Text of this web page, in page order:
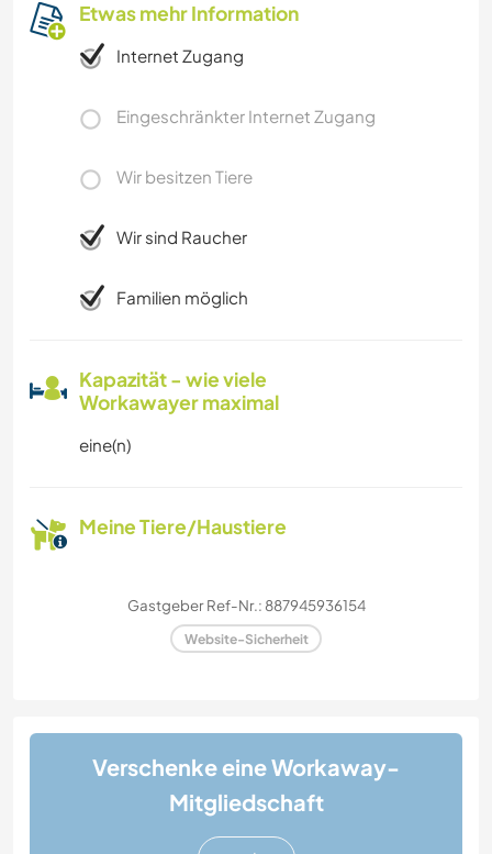
Etwas mehr Information
Internet Zugang
Eingeschränkter Internet Zugang
Wir besitzen Tiere
Wir sind Raucher
Familien möglich
Kapazität - wie viele
Workawayer maximal
eine(n)
Meine Tiere/Haustiere
Gastgeber Ref-Nr.: 887945936154
Website-Sicherheit
Verschenke eine Workaway-
Mitgliedschaft